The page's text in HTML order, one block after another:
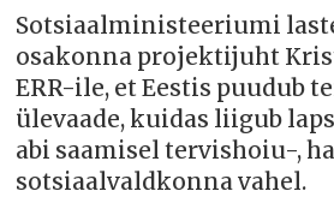
Sotsiaalministeeriumi
osakonna projektijuht
ERR-ile, et Eestis puudub
ülevaade, kuidas liigub
abi saamisel tervishoiu-,
sotsiaalvaldkonna vahel.